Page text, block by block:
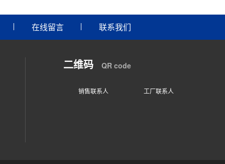
在线留言 联系我们
二维码 QR code
销售联系人 工厂联系人